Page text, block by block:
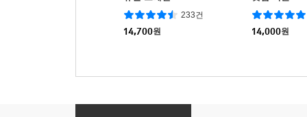
233건
14,700원 14,000원